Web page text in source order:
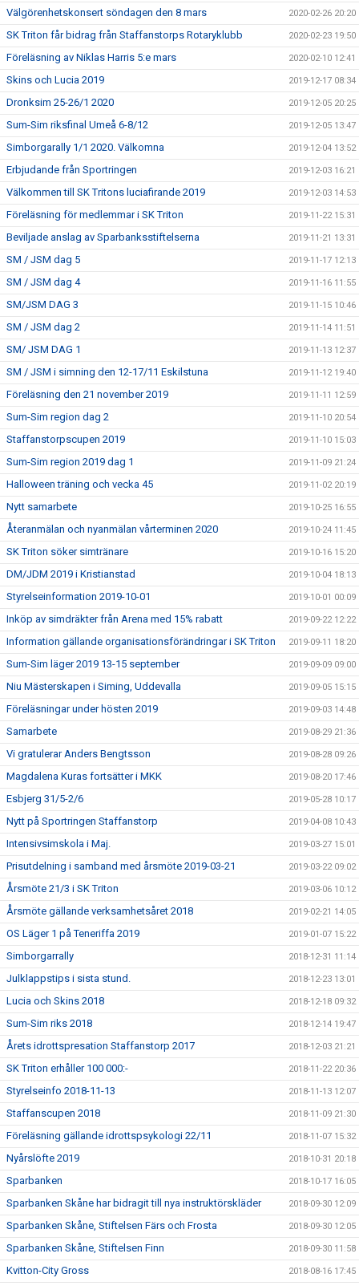
Välgörenhetskonsert söndagen den 8 mars 2020-02-26 20:20
SK Triton får bidrag från Staffanstorps Rotaryklubb 2020-02-23 19:50
Föreläsning av Niklas Harris 5:e mars 2020-02-10 12:41
Skins och Lucia 2019 2019-12-17 08:34
Dronksim 25-26/1 2020 2019-12-05 20:25
Sum-Sim riksfinal Umeå 6-8/12 2019-12-05 13:47
Simborgarally 1/1 2020. Välkomna 2019-12-04 13:52
Erbjudande från Sportringen 2019-12-03 16:21
Välkommen till SK Tritons luciafirande 2019 2019-12-03 14:53
Föreläsning för medlemmar i SK Triton 2019-11-22 15:31
Beviljade anslag av Sparbanksstiftelserna 2019-11-21 13:31
SM / JSM dag 5 2019-11-17 12:13
SM / JSM dag 4 2019-11-16 11:55
SM/JSM DAG 3 2019-11-15 10:46
SM / JSM dag 2 2019-11-14 11:51
SM/ JSM DAG 1 2019-11-13 12:37
SM / JSM i simning den 12-17/11 Eskilstuna 2019-11-12 19:40
Föreläsning den 21 november 2019 2019-11-11 12:59
Sum-Sim region dag 2 2019-11-10 20:54
Staffanstorpscupen 2019 2019-11-10 15:03
Sum-Sim region 2019 dag 1 2019-11-09 21:24
Halloween träning och vecka 45 2019-11-02 20:19
Nytt samarbete 2019-10-25 16:55
Återanmälan och nyanmälan vårterminen 2020 2019-10-24 11:45
SK Triton söker simtränare 2019-10-16 15:20
DM/JDM 2019 i Kristianstad 2019-10-04 18:13
Styrelseinformation 2019-10-01 2019-10-01 00:09
Inköp av simdräkter från Arena med 15% rabatt 2019-09-22 12:22
Information gällande organisationsförändringar i SK Triton 2019-09-11 18:20
Sum-Sim läger 2019 13-15 september 2019-09-09 09:00
Niu Mästerskapen i Siming, Uddevalla 2019-09-05 15:15
Föreläsningar under hösten 2019 2019-09-03 14:48
Samarbete 2019-08-29 21:36
Vi gratulerar Anders Bengtsson 2019-08-28 09:26
Magdalena Kuras fortsätter i MKK 2019-08-20 17:46
Esbjerg 31/5-2/6 2019-05-28 10:17
Nytt på Sportringen Staffanstorp 2019-04-08 10:43
Intensivsimskola i Maj. 2019-03-27 15:01
Prisutdelning i samband med årsmöte 2019-03-21 2019-03-22 09:02
Årsmöte 21/3 i SK Triton 2019-03-06 10:12
Årsmöte gällande verksamhetsåret 2018 2019-02-21 14:05
OS Läger 1 på Teneriffa 2019 2019-01-07 15:22
Simborgarrally 2018-12-31 11:14
Julklappstips i sista stund. 2018-12-23 13:01
Lucia och Skins 2018 2018-12-18 09:32
Sum-Sim riks 2018 2018-12-14 19:47
Årets idrottspresation Staffanstorp 2017 2018-12-03 21:21
SK Triton erhåller 100 000:- 2018-11-22 20:36
Styrelseinfo 2018-11-13 2018-11-13 12:07
Staffanscupen 2018 2018-11-09 21:30
Föreläsning gällande idrottspsykologi 22/11 2018-11-07 15:32
Nyårslöfte 2019 2018-10-31 20:18
Sparbanken 2018-10-17 16:05
Sparbanken Skåne har bidragit till nya instruktörskläder 2018-09-30 12:09
Sparbanken Skåne, Stiftelsen Färs och Frosta 2018-09-30 12:05
Sparbanken Skåne, Stiftelsen Finn 2018-09-30 11:58
Kvitton-City Gross 2018-08-16 17:45